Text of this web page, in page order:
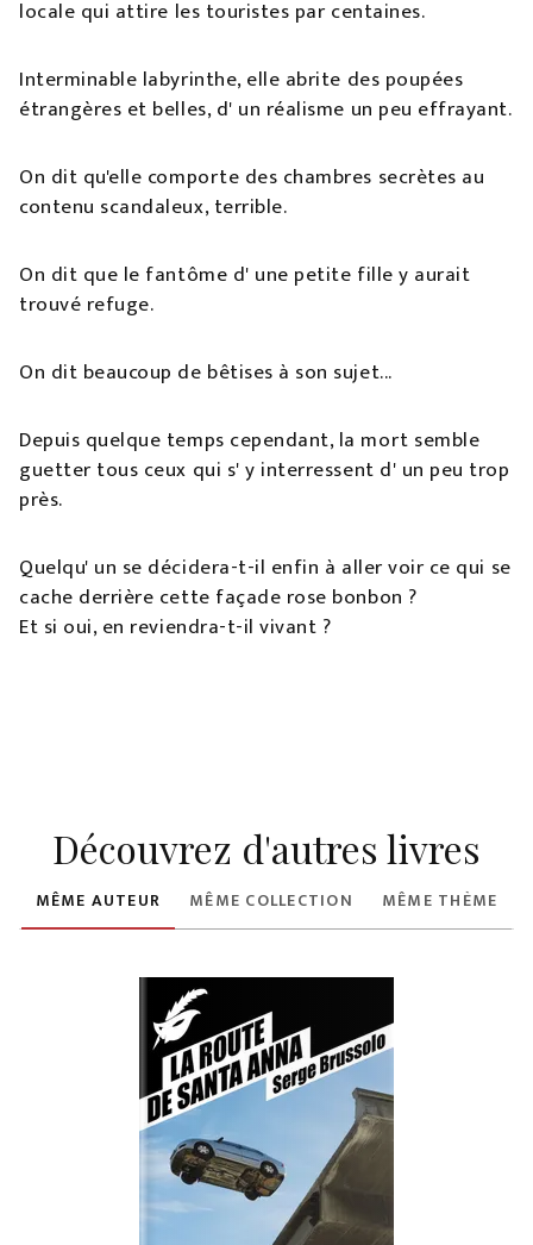
locale qui attire les touristes par centaines.
Interminable labyrinthe, elle abrite des poupées
étrangères et belles, d' un réalisme un peu effrayant.
On dit qu'elle comporte des chambres secrètes au
contenu scandaleux, terrible.
On dit que le fantôme d' une petite fille y aurait
trouvé refuge.
On dit beaucoup de bêtises à son sujet...
Depuis quelque temps cependant, la mort semble
guetter tous ceux qui s' y interressent d' un peu trop
près.
Quelqu' un se décidera-t-il enfin à aller voir ce qui se
cache derrière cette façade rose bonbon ?
Et si oui, en reviendra-t-il vivant ?
Découvrez d'autres livres
MÊME AUTEUR MÊME COLLECTION MÊME THÈME